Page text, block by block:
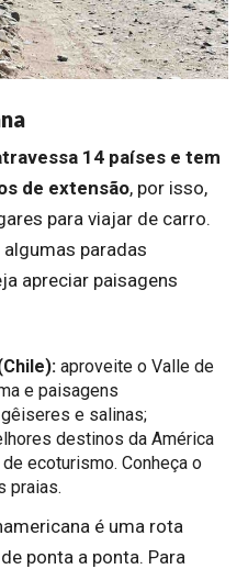
14 países e tem
de extensão, por isso,
para viajar de carro.
paradas
apreciar paisagens
aproveite o Valle de
e paisagens
e salinas;
destinos da América
ecoturismo. Conheça o
praias.
é uma rota
ponta a ponta. Para